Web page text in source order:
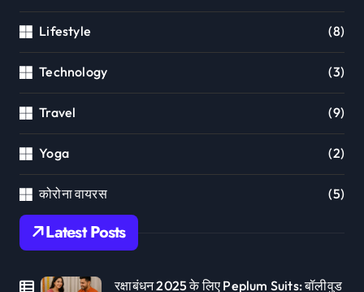
Lifestyle (8)
Technology (3)
Travel (9)
Yoga (2)
कोरोना वायरस (5)
Latest Posts
रक्षाबंधन 2025 के लिए Peplum Suits: बॉलीवुड